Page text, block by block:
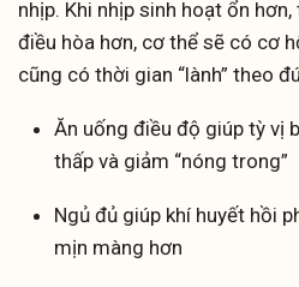
nhịp. Khi nhịp sinh hoạt ổn
điều hòa hơn, cơ thể sẽ có cơ
cũng có thời gian “lành” theo
Ăn uống điều độ giúp tỳ vị
thấp và giảm “nóng trong”
Ngủ đủ giúp khí huyết hồi
mịn màng hơn